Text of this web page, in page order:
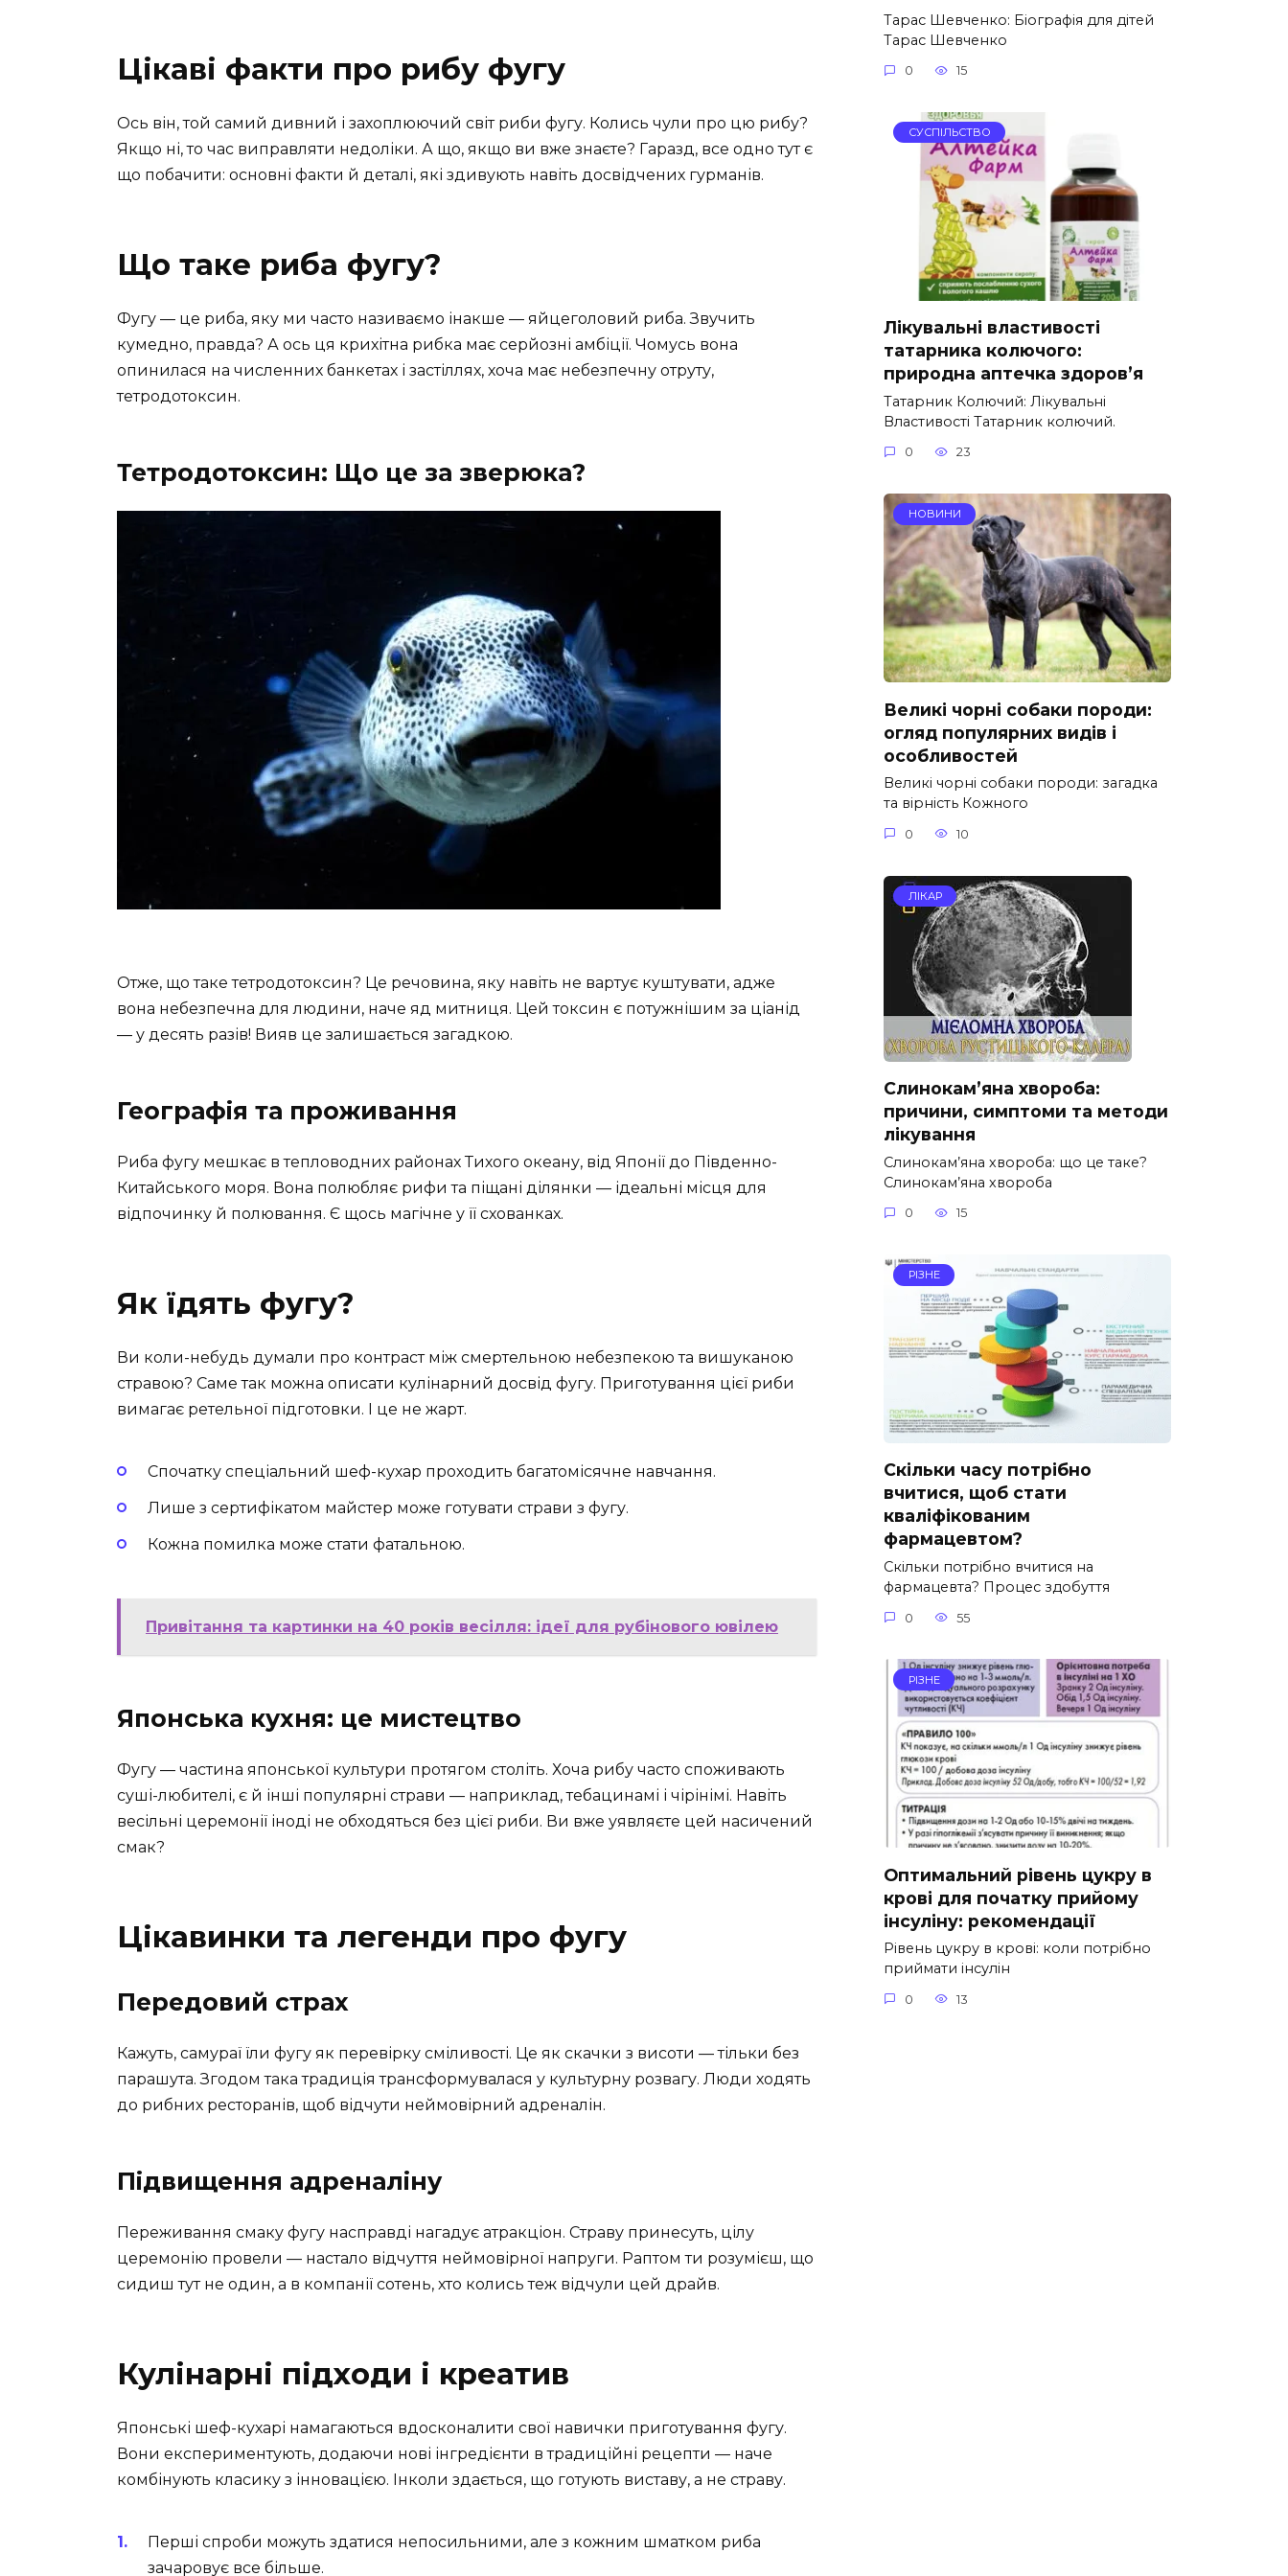
Цікаві факти про рибу фугу
Ось він, той самий дивний і захоплюючий світ риби фугу. Колись чули про цю рибу?
Якщо ні, то час виправляти недоліки. А що, якщо ви вже знаєте? Гаразд, все одно тут є
що побачити: основні факти й деталі, які здивують навіть досвідчених гурманів.
Що таке риба фугу?
Фугу — це риба, яку ми часто називаємо інакше — яйцеголовий риба. Звучить
кумедно, правда? А ось ця крихітна рибка має серйозні амбіції. Чомусь вона
опинилася на численних банкетах і застіллях, хоча має небезпечну отруту,
тетродотоксин.
Тетродотоксин: Що це за зверюка?
Отже, що таке тетродотоксин? Це речовина, яку навіть не вартує куштувати, адже
вона небезпечна для людини, наче яд митниця. Цей токсин є потужнішим за ціанід
— у десять разів! Вияв це залишається загадкою.
Географія та проживання
Риба фугу мешкає в тепловодних районах Тихого океану, від Японії до Південно-
Китайського моря. Вона полюбляє рифи та піщані ділянки — ідеальні місця для
відпочинку й полювання. Є щось магічне у її схованках.
Як їдять фугу?
Ви коли-небудь думали про контраст між смертельною небезпекою та вишуканою
стравою? Саме так можна описати кулінарний досвід фугу. Приготування цієї риби
вимагає ретельної підготовки. І це не жарт.
Спочатку спеціальний шеф-кухар проходить багатомісячне навчання.
Лише з сертифікатом майстер може готувати страви з фугу.
Кожна помилка може стати фатальною.
Привітання та картинки на 40 років весілля: ідеї для рубінового ювілею
Японська кухня: це мистецтво
Фугу — частина японської культури протягом століть. Хоча рибу часто споживають
суші-любителі, є й інші популярні страви — наприклад, тебацинамі і чірінімі. Навіть
весільні церемонії іноді не обходяться без цієї риби. Ви вже уявляєте цей насичений
смак?
Цікавинки та легенди про фугу
Передовий страх
Кажуть, самураї їли фугу як перевірку сміливості. Це як скачки з висоти — тільки без
парашута. Згодом така традиція трансформувалася у культурну розвагу. Люди ходять
до рибних ресторанів, щоб відчути неймовірний адреналін.
Підвищення адреналіну
Переживання смаку фугу насправді нагадує атракціон. Страву принесуть, цілу
церемонію провели — настало відчуття неймовірної напруги. Раптом ти розумієш, що
сидиш тут не один, а в компанії сотень, хто колись теж відчули цей драйв.
Кулінарні підходи і креатив
Японські шеф-кухарі намагаються вдосконалити свої навички приготування фугу.
Вони експериментують, додаючи нові інгредієнти в традиційні рецепти — наче
комбінують класику з інновацією. Інколи здається, що готують виставу, а не страву.
Перші спроби можуть здатися непосильними, але з кожним шматком риба
зачаровує все більше.
Тарас Шевченко: Біографія для дітей
Тарас Шевченко
0 15
СУСПІЛЬСТВО
Лікувальні властивості
татарника колючого:
природна аптечка здоров’я
Татарник Колючий: Лікувальні
Властивості Татарник колючий.
0 23
НОВИНИ
Великі чорні собаки породи:
огляд популярних видів і
особливостей
Великі чорні собаки породи: загадка
та вірність Кожного
0 10
ЛІКАР
Слинокам’яна хвороба:
причини, симптоми та методи
лікування
Слинокам’яна хвороба: що це таке?
Слинокам’яна хвороба
0 15
РІЗНЕ
Скільки часу потрібно
вчитися, щоб стати
кваліфікованим
фармацевтом?
Скільки потрібно вчитися на
фармацевта? Процес здобуття
0 55
РІЗНЕ
Оптимальний рівень цукру в
крові для початку прийому
інсуліну: рекомендації
Рівень цукру в крові: коли потрібно
приймати інсулін
0 13